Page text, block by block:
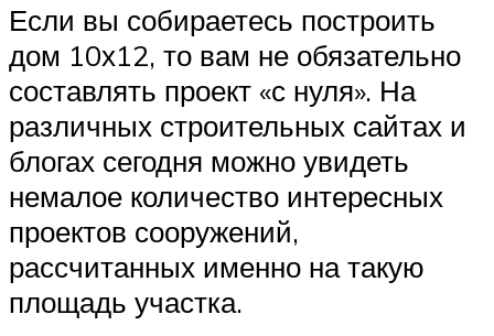
Если вы собираетесь построить
дом 10х12, то вам не обязательно
составлять проект «с нуля». На
различных строительных сайтах и
блогах сегодня можно увидеть
немалое количество интересных
проектов сооружений,
рассчитанных именно на такую
площадь участка.